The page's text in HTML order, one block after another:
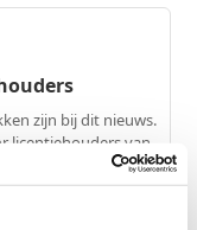
zijn bij dit nieuws.
licentiehouders van